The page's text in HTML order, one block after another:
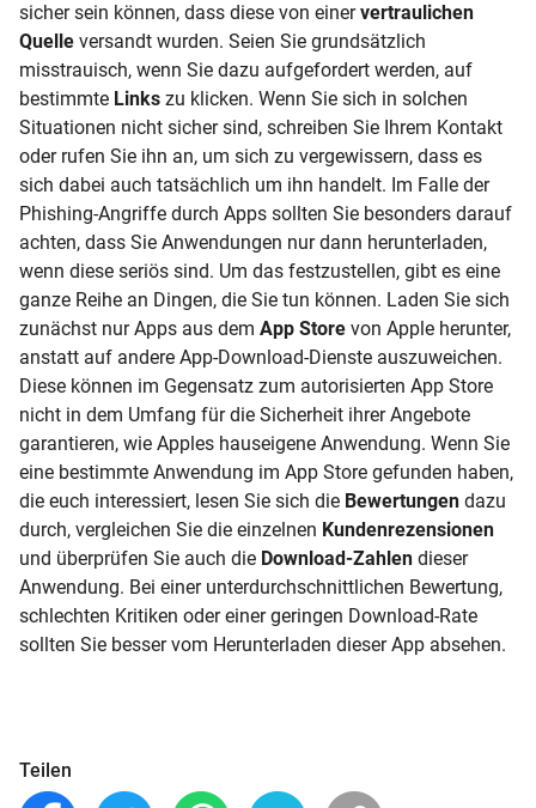
sicher sein können, dass diese von einervertraulichen
Quelle versandt wurden. Seien Sie grundsätzlich
misstrauisch, wenn Sie dazu aufgefordert werden, auf
bestimmte Links zu klicken. Wenn Sie sich in solchen
Situationen nicht sicher sind, schreiben Sie Ihrem Kontakt
oder rufen Sie ihn an, um sich zu vergewissern, dass es
sich dabei auch tatsächlich um ihn handelt. Im Falle der
Phishing-Angriffe durch Apps sollten Sie besonders darauf
achten, dass Sie Anwendungen nur dann herunterladen,
wenn diese seriös sind. Um das festzustellen, gibt es eine
ganze Reihe an Dingen, die Sie tun können. Laden Sie sich
zunächst nur Apps aus dem App Store von Apple herunter,
anstatt auf andere App-Download-Dienste auszuweichen.
Diese können im Gegensatz zum autorisierten App Store
nicht in dem Umfang für die Sicherheit ihrer Angebote
garantieren, wie Apples hauseigene Anwendung. Wenn Sie
eine bestimmte Anwendung im App Store gefunden haben,
die euch interessiert, lesen Sie sich die Bewertungen dazu
durch, vergleichen Sie die einzelnen Kundenrezensionen
und überprüfen Sie auch die Download-Zahlen dieser
Anwendung. Bei einer unterdurchschnittlichen Bewertung,
schlechten Kritiken oder einer geringen Download-Rate
sollten Sie besser vom Herunterladen dieser App absehen.
Teilen